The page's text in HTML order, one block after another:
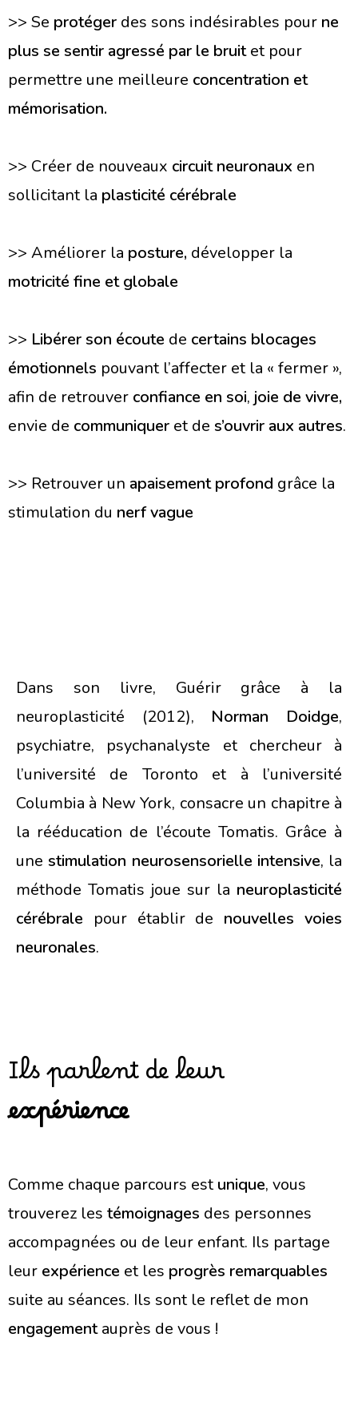
>> Se protéger des sons indésirables pour ne
plus se sentir agressé par le bruitet pour
permettre une meilleure concentration et
mémorisation.
>> Créer de nouveaux circuit neuronaux en
sollicitant la plasticité cérébrale
>> Améliorer la posture, développer la
motricité fine et globale
>> Libérer son écoute de certains blocages
émotionnels pouvant l’affecter et la « fermer »,
afin de retrouver confiance en soi, joie de vivre,
envie de communiquer et de s’ouvrir aux autres.
>> Retrouver un apaisement profond grâce la
stimulation du nerf vague
Dans son livre, Guérir grâce à la
neuroplasticité (2012), Norman Doidge,
psychiatre, psychanalyste et chercheur à
l’université de Toronto et à l’université
Columbia à New York, consacre un chapitre à
la rééducation de l’écoute Tomatis. Grâce à
une stimulation neurosensorielle intensive, la
méthode Tomatis joue sur la neuroplasticité
cérébrale pour établir de nouvelles voies
neuronales.
Ils parlent de leur
expérience
Comme chaque parcours estunique, vous
trouverez les témoignages des personnes
accompagnées ou de leur enfant. Ils partage
leur expérience et les progrès remarquables
suite au séances. Ils sont le reflet de mon
engagementauprès de vous !